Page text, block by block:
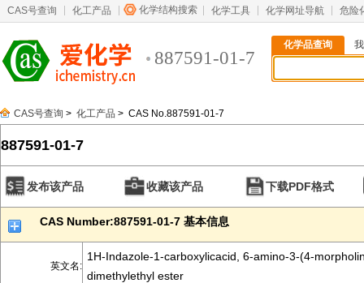
CAS号查询 化工产品 化学结构搜索 化学工具 化学网址导航 危险
887591-01-7
化学品查询
CAS号查询 > 化工产品 > CAS No.887591-01-7
887591-01-7
发布该产品 收藏该产品 下载PDF格式
CAS Number:887591-01-7 基本信息
英文名:
1H-Indazole-1-carboxylicacid, 6-amino-3-(4-
dimethylethyl ester